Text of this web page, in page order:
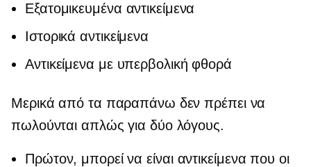
Εξατομικευμένα αντικείμενα
Ιστορικά αντικείμενα
Αντικείμενα με υπερβολική φθορά
Μερικά από τα παραπάνω δεν πρέπει να
πωλούνται απλώς για δύο λόγους.
Πρώτον, μπορεί να είναι αντικείμενα που οι